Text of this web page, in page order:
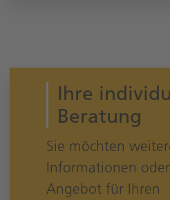
Ihre
Beratung
Sie möchten
Informationen
Angebot für Ihren